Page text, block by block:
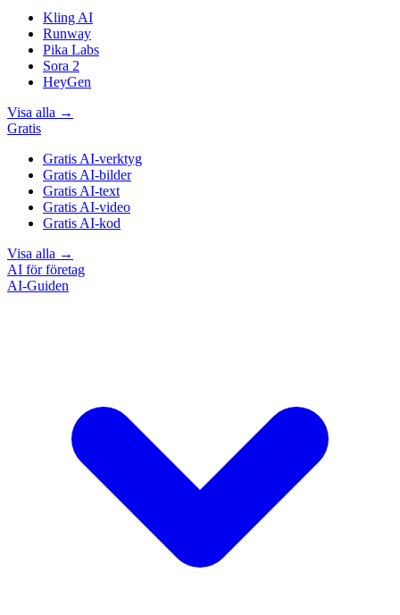
Kling AI
Runway
Pika Labs
Sora 2
HeyGen
Visa alla →
Gratis
Gratis AI-verktyg
Gratis AI-bilder
Gratis AI-text
Gratis AI-video
Gratis AI-kod
Visa alla →
AI för företag
AI-Guiden